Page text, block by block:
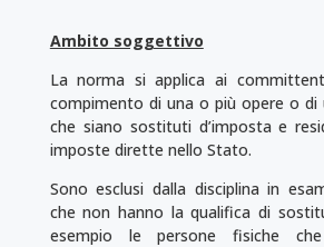
Ambito soggettivo
La norma si applica ai
compimento di una o più opere o di
che siano sostituti d’imposta e
imposte dirette nello Stato.
Sono esclusi dalla disciplina in
che non hanno la qualifica di
esempio le persone fisiche